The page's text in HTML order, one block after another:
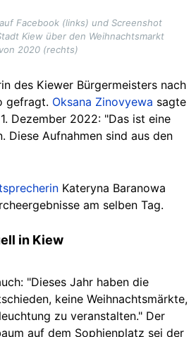
Facebook (links) und Screenshot
Kiew über den Weihnachtsmarkt
von 2020 (rechts)
des Kiewer Bürgermeisters nach
gefragt. Oksana Zinovyewa sagte
Dezember 2022: "Das ist eine
Diese Aufnahmen sind aus den
Kateryna Baranowa
am selben Tag.
in Kiew
"Dieses Jahr haben die
keine Weihnachtsmärkte,
zu veranstalten." Der
auf dem Sophienplatz sei der